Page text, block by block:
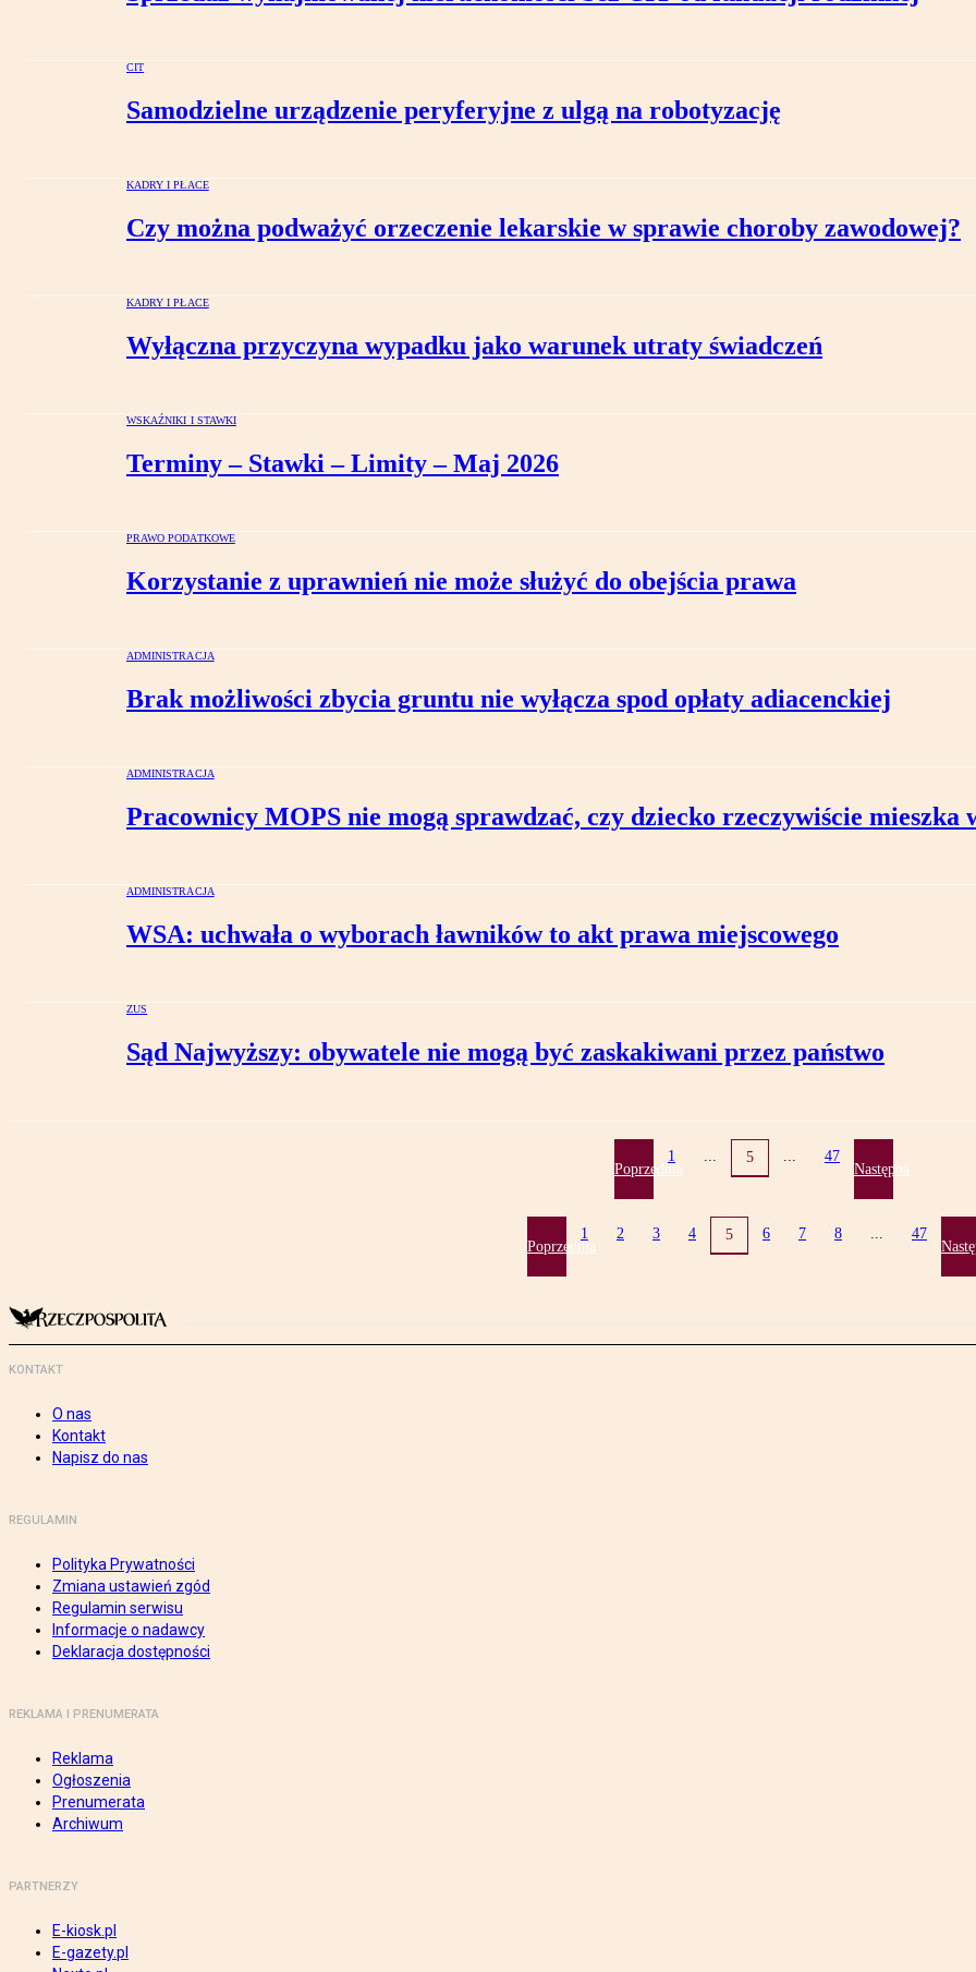
CIT
Samodzielne urządzenie peryferyjne z ulgą na robotyzację
KADRY I PŁACE
Czy można podważyć orzeczenie lekarskie w sprawie choroby zawodowej?
KADRY I PŁACE
Wyłączna przyczyna wypadku jako warunek utraty świadczeń
WSKAŹNIKI I STAWKI
Terminy – Stawki – Limity – Maj 2026
PRAWO PODATKOWE
Korzystanie z uprawnień nie może służyć do obejścia prawa
ADMINISTRACJA
Brak możliwości zbycia gruntu nie wyłącza spod opłaty adiacenckiej
ADMINISTRACJA
Pracownicy MOPS nie mogą sprawdzać, czy dziecko rzeczywiście mieszka
ADMINISTRACJA
WSA: uchwała o wyborach ławników to akt prawa miejscowego
ZUS
Sąd Najwyższy: obywatele nie mogą być zaskakiwani przez państwo
Poprzednia
1 ... 5 ... 47
Następna
Poprzednia
1 2 3 4 5 6 7 8 ... 47
KONTAKT
O nas
Kontakt
Napisz do nas
REGULAMIN
Polityka Prywatności
Zmiana ustawień zgód
Regulamin serwisu
Informacje o nadawcy
Deklaracja dostępności
REKLAMA I PRENUMERATA
Reklama
Ogłoszenia
Prenumerata
Archiwum
PARTNERZY
E-kiosk.pl
E-gazety.pl